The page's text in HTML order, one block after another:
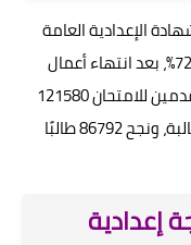
الإعدادية العامة
للعام الدراسي 2025/2026 بنسبة نجاح 72.09%، بعد انتهاء أعمال
التصحيح والرصد والمراجعة. وبلغ عدد المتقدمين للامتحان 121580
طالبًا وطالبة، حضر منهم 120394 طالبًا وطالبة، ونجح 86792 طالبًا
إعدادية